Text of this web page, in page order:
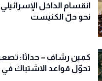
انقسام الداخل
نحو حلّ الكنيست
كمين رشاف – حداثا:
تحوّل قواعد الاشتباك في